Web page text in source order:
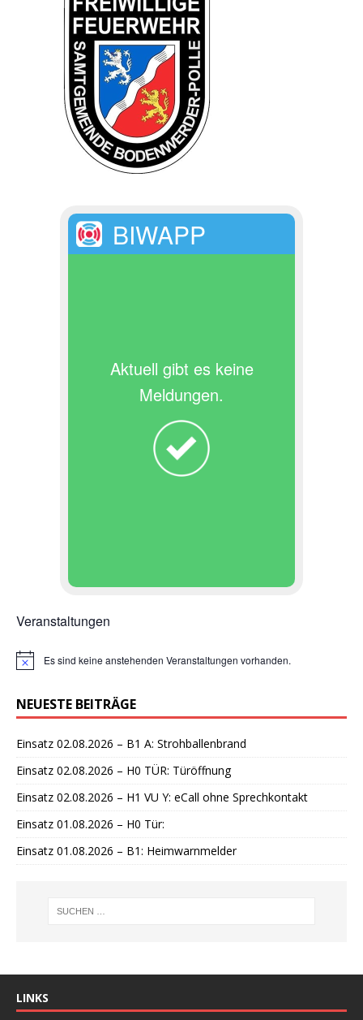
BIWAPP
Aktuell gibt es keine
Meldungen.
Veranstaltungen
H
w
e
s
Es sind keine anstehenden Veranstaltungen vorhanden.
NEUESTE BEITRÄGE
Einsatz 02.08.2026 – B1 A: Strohballenbrand
Einsatz 02.08.2026 – H0 TÜR: Türöffnung
Einsatz 02.08.2026 – H1 VU Y: eCall ohne Sprechkontakt
Einsatz 01.08.2026 – H0 Tür:
Einsatz 01.08.2026 – B1: Heimwarnmelder
LINKS